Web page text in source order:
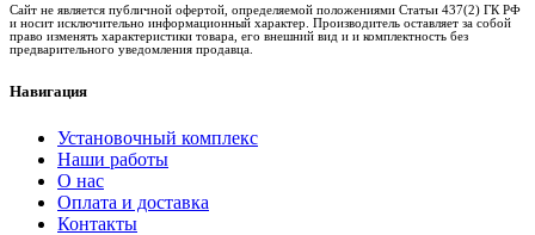
Сайт не является публичной офертой, определяемой положениями Статьи 437(2) ГК РФ
и носит исключительно информационный характер. Производитель оставляет за собой
право изменять характеристики товара, его внешний вид и и комплектность без
предварительного уведомления продавца.
Навигация
Установочный комплекс
Наши работы
О нас
Оплата и доставка
Контакты